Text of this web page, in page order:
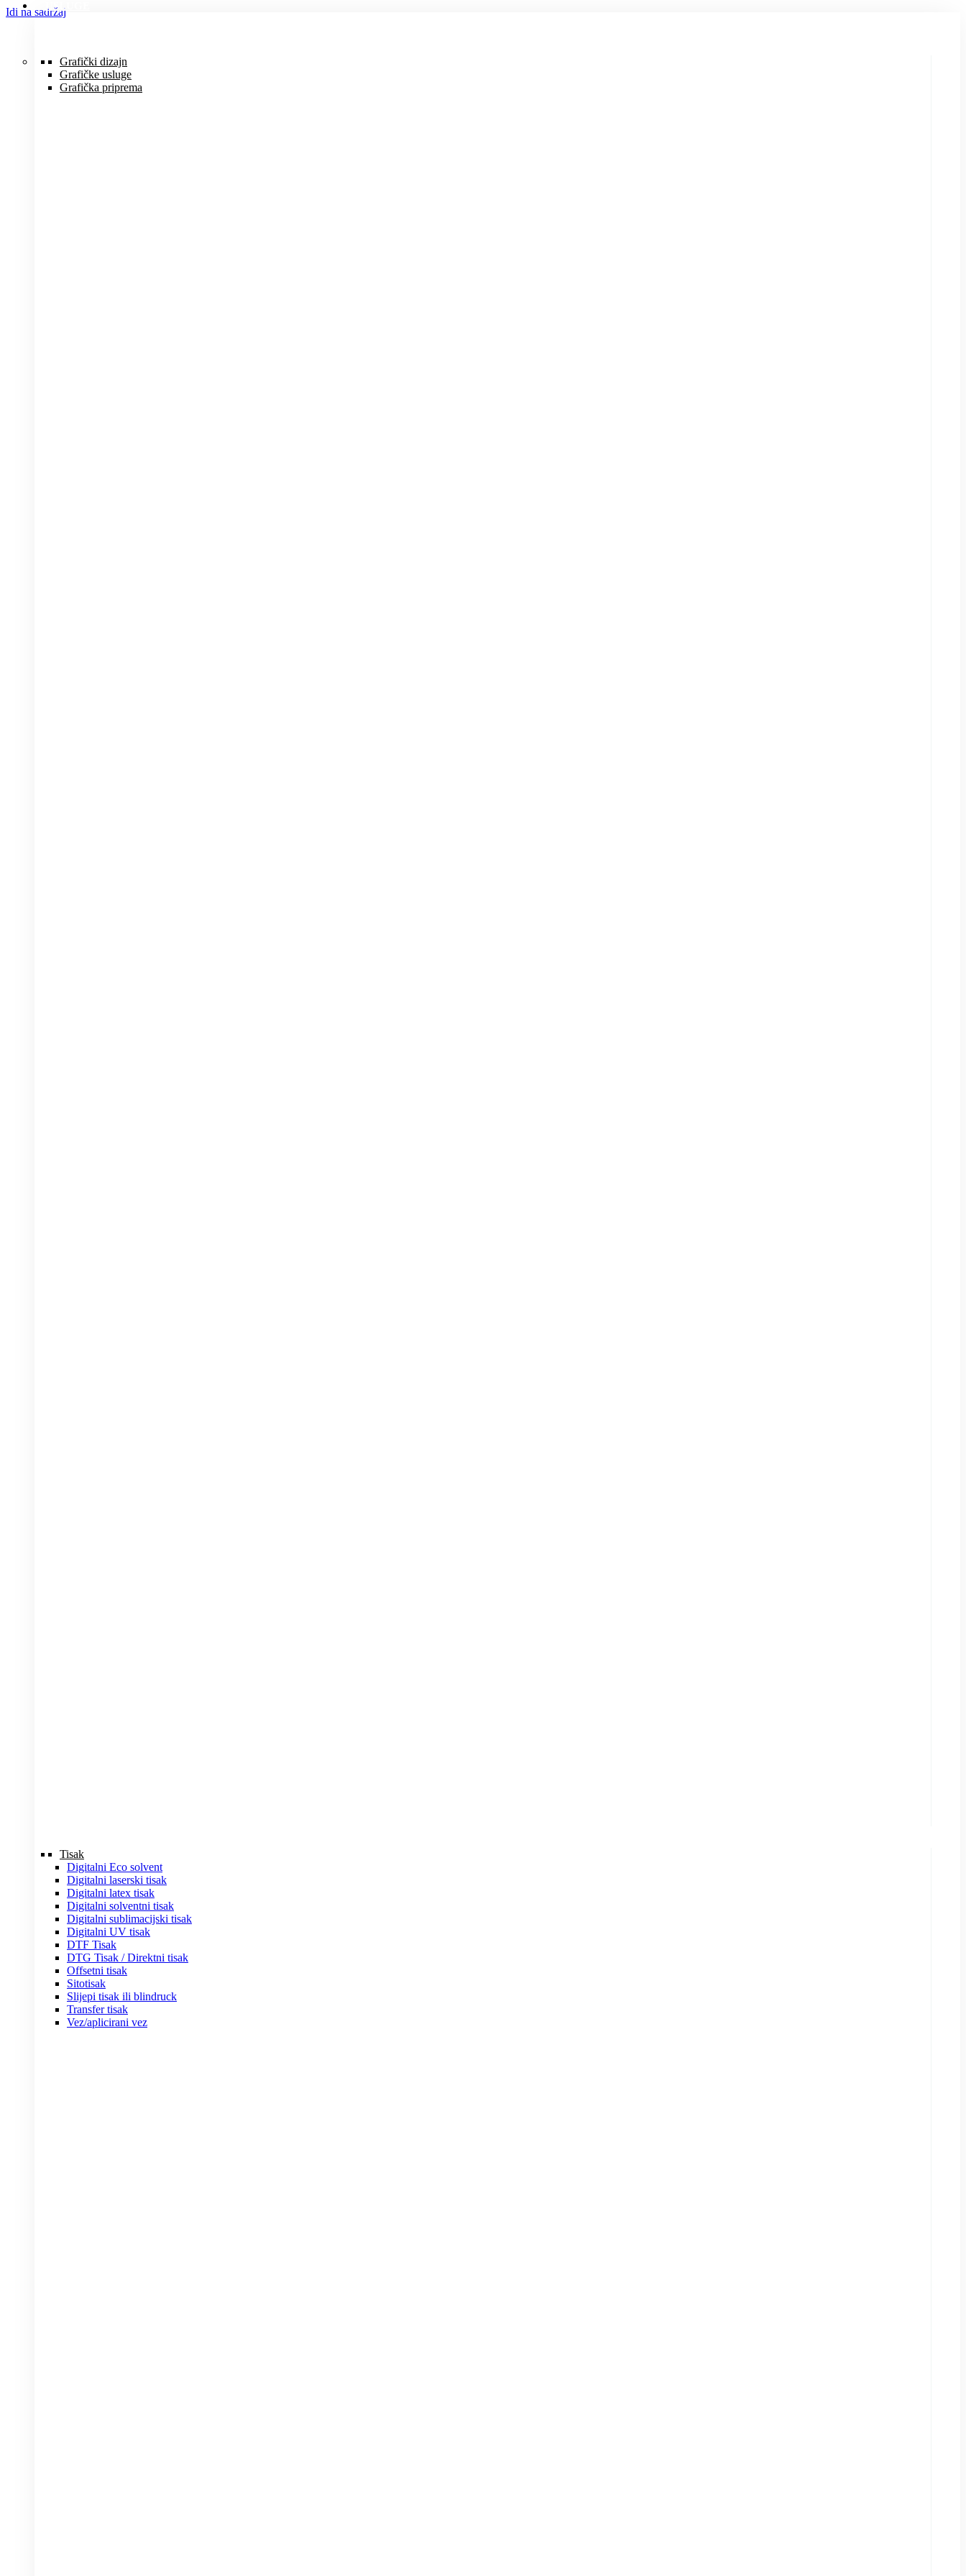
Idi na sadržajUSLUGE
Grafički dizajn
Grafičke usluge
Grafička priprema
Tisak
Digitalni Eco solvent
Digitalni laserski tisak
Digitalni latex tisak
Digitalni solventni tisak
Digitalni sublimacijski tisak
Digitalni UV tisak
DTF Tisak
DTG Tisak / Direktni tisak
Offsetni tisak
Sitotisak
Slijepi tisak ili blindruck
Transfer tisak
Vez/aplicirani vez